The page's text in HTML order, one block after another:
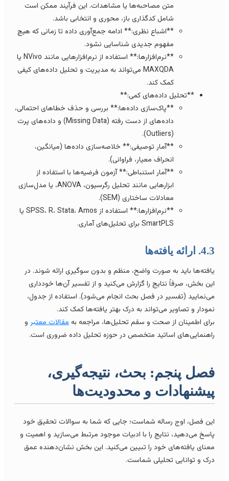
متن مصاحبه‌ها یا مشاهدات. این فرآیند ممکن است
شامل کدگذاری باز، محوری و انتخابی باشد.
**اشباع نظری:** ادامه جمع‌آوری داده تا زمانی که هیچ
مفهوم جدیدی شناسایی نشود.
**نرم‌افزارها:** استفاده از نرم‌افزارهایی مانند NVivo یا
MAXQDA می‌تواند به مدیریت و تحلیل داده‌های کیفی
کمک کند.
**تحلیل داده‌های کمی:**
**پاک‌سازی داده‌ها:** بررسی و حذف خطاهای احتمالی،
داده‌های از دست رفته (Missing Data) و داده‌های پرت
**آمار توصیفی:** خلاصه‌سازی داده‌ها (میانگین،
انحراف معیار، فراوانی).
**آمار استنباطی:** آزمون فرضیه‌ها با استفاده از
ابزارهایی مانند تحلیل رگرسیون، ANOVA، یا مدل‌سازی
معادلات ساختاری (SEM).
**نرم‌افزارها:** استفاده از SPSS، R، Stata، Amos یا
SmartPLS برای تحلیل‌های آماری.
باید به صورت واضح، منظم و بدون سوگیری ارائه شوند. در
بخش، صرفاً نتایج را گزارش می‌کنید و از تفسیر آن‌ها خودداری
(تفسیر در فصل بحث انجام می‌شود). استفاده از جدول،
و تصاویر می‌تواند به درک بهتر یافته‌ها کمک کند.
اطمینان از صحت و سقم تحلیل‌ها، مراجعه بهمقالات معتبرو
اساتید متخصص در حوزه تحلیل داده ضروری است.
پنجم: بحث، نتیجه‌گیری،
و محدودیت‌ها
فصل، اوج رساله شماست؛ جایی که شما به سوالات تحقیق خود
می‌دهید، نتایج را با ادبیات موجود مرتبط می‌سازید و اهمیت و
یافته‌های خود را تبیین می‌کنید. این بخش نشان‌دهنده عمق
و توانایی تحلیلی شماست.